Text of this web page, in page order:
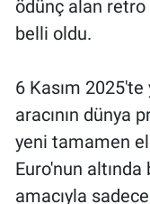
ödünç alan
belli oldu.
6 Kasım
aracının dünya
yeni tamamen
Euro'nun
amacıyla